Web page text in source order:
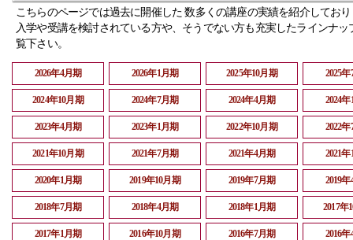
こちらのページでは過去に開催した 数多くの講座の実績を紹介してお
入学や受講を検討されている方や、そうでない方も充実したラインナッ
覧下さい。
2026年4月期 2026年1月期 2025年10月期 2025
2024年10月期 2024年7月期 2024年4月期 2024
2023年4月期 2023年1月期 2022年10月期 2022
2021年10月期 2021年7月期 2021年4月期 2021
2020年1月期 2019年10月期 2019年7月期 2019
2018年7月期 2018年4月期 2018年1月期 2017年
2017年1月期 2016年10月期 2016年7月期 2016